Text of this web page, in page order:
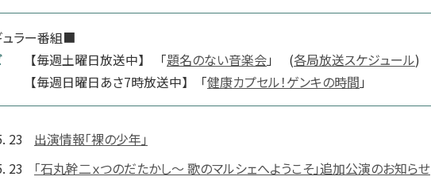
ラー番組■
【毎週土曜日放送中】 「題名のない音楽会」 (各局放送スケジュール)
週日曜日あさ7時放送中】 「健康カプセル！ゲンキの時間 」
23
出演情報「裸の少年」
23
「石丸幹二ｘつのだたかし～ 歌のマルシェへようこそ」追加公演のお知らせ